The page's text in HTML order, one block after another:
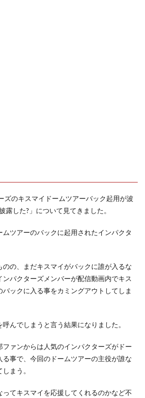
ズのキスマイドームツアーバック起用が波
露した?」について見てきました。
ムツアーのバックに起用されたインパクタ
のの、まだキスマイがバックに誰が入るな
ンパクターズメンバーが配信動画内でキス
ックに入る事をカミングアウトしてしま
んでしまうと言う結果になりました。
ファンからは人気のインパクターズがドー
る事で、今回のドームツアーの主役が誰な
まう。
ってキスマイを応援してくれるのかなど不